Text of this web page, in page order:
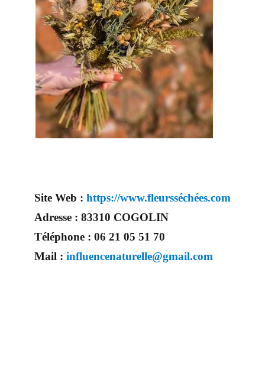
Site Web : https://www.fleursséchées.com
Adresse : 83310 COGOLIN
Téléphone : 06 21 05 51 70
Mail : influencenaturelle@gmail.com